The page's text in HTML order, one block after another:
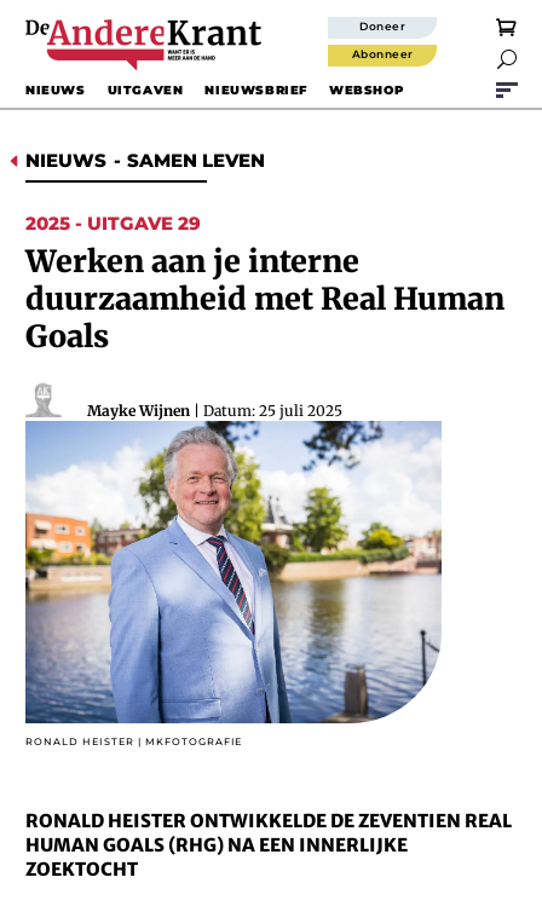
Doneer
Abonneer 
NIEUWS UITGAVEN NIEUWSBRIEF WEBSHOP
D NIEUWS - SAMEN LEVEN
2025 - UITGAVE 29
Werken aan je interne
duurzaamheid met Real Human
Goals
Mayke Wijnen | Datum: 25 juli 2025
RONALD HEISTER | MKFOTOGRAFIE
RONALD HEISTER ONTWIKKELDE DE ZEVENTIEN REAL
HUMAN GOALS (RHG) NA EEN INNERLIJKE
ZOEKTOCHT